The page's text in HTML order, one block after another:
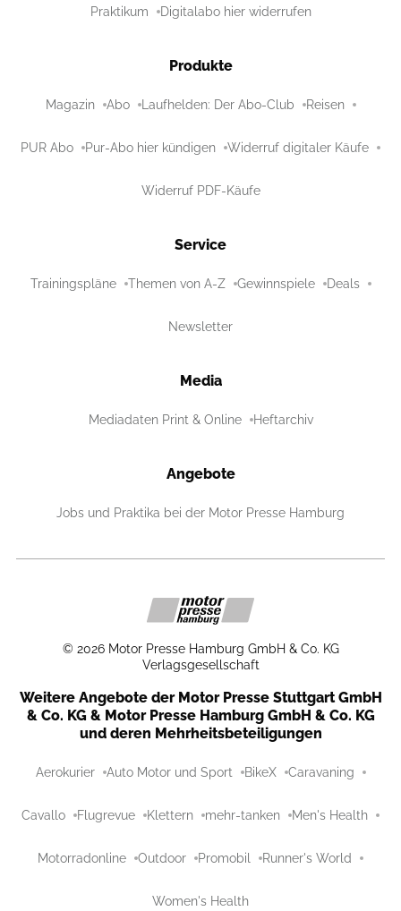
Praktikum Digitalabo hier widerrufen
Produkte
Magazin Abo Laufhelden: Der Abo-Club Reisen
PUR Abo Pur-Abo hier kündigen Widerruf digitaler Käufe
Widerruf PDF-Käufe
Service
Trainingspläne Themen von A-Z Gewinnspiele Deals
Newsletter
Media
Mediadaten Print & Online Heftarchiv
Angebote
Jobs und Praktika bei der Motor Presse Hamburg
© 2026 Motor Presse Hamburg GmbH & Co. KG
Verlagsgesellschaft
Weitere Angebote der Motor Presse Stuttgart GmbH
& Co. KG & Motor Presse Hamburg GmbH & Co. KG
und deren Mehrheitsbeteiligungen
Aerokurier Auto Motor und Sport BikeX Caravaning
Cavallo Flugrevue Klettern mehr-tanken Men's Health
Motorradonline Outdoor Promobil Runner's World
Women's Health